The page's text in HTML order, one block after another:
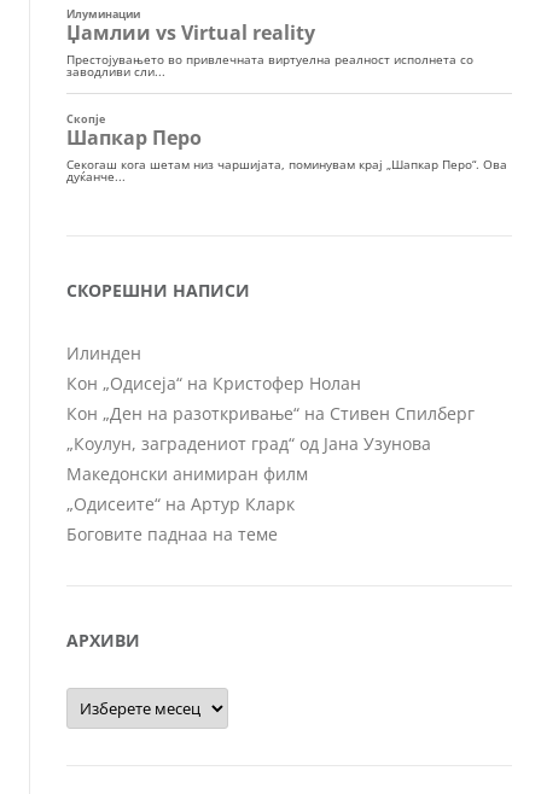
СКОРЕШНИ НАПИСИ
Илинден
Кон „Одисеја“ на Кристофер Нолан
Кон „Ден на разоткривање“ на Стивен Спилберг
„Коулун, заградениот град“ од Јана Узунова
Македонски анимиран филм
„Одисеите“ на Артур Кларк
Боговите паднаа на теме
АРХИВИ
Архиви